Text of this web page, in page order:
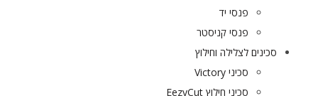
פנסי יד
פנסי קניסטר
סכינים לצלילה וחילוץ
סכיני Victory
סכיני חילוץ EezyCut